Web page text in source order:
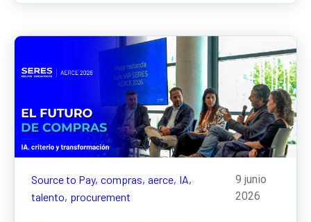
Source to Pay, compras, aerce, IA,
talento, procurement
9 junio
2026